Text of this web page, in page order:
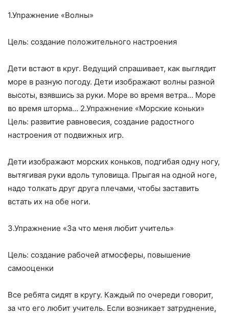
1.Упражнение «Волны»
Цель: создание положительного настроения
Дети встают в круг. Ведущий спрашивает, как выглядит
море в разную погоду. Дети изображают волны разной
высоты, взявшись за руки. Море во время ветра… Море
во время шторма… 2.Упражнение «Морские коньки»
Цель: развитие равновесия, создание радостного
настроения от подвижных игр.
Дети изображают морских коньков, подгибая одну ногу,
вытягивая руки вдоль туловища. Прыгая на одной ноге,
надо толкать друг друга плечами, чтобы заставить
встать их на обе ноги.
3.Упражнение «За что меня любит учитель»
Цель: создание рабочей атмосферы, повышение
самооценки
Все ребята сидят в кругу. Каждый по очереди говорит,
за что его любит учитель. Если возникает затруднение,